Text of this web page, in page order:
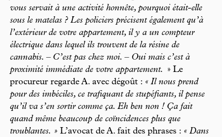
vous servait à une activité honnête, pourquoi était-elle
sous le matelas ? Les policiers précisent également qu’à
l’extérieur de votre appartement, il y a un compteur
électrique dans lequel ils trouvent de la résine de
cannabis. – C’est pas chez moi. – Oui mais c’est à
proximité immédiate de votre appartement.
» Le
procureur regarde A. avec dégoût : « Il nous prend
pour des imbéciles, ce trafiquant de stupéfiants, il pense
qu’il va s’en sortir comme ça. Eh ben non ! Ça fait
quand même beaucoup de coïncidences plus que
troublantes. » L’avocat de A. fait des phrases : « Dans